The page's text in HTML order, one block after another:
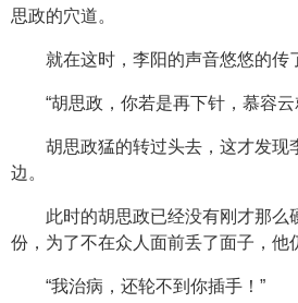
思政的穴道。
就在这时，李阳的声音悠悠的传
“胡思政，你若是再下针，慕容
胡思政猛的转过头去，这才发现
边。
此时的胡思政已经没有刚才那么
份，为了不在众人面前丢了面子，他
“我治病，还轮不到你插手！”